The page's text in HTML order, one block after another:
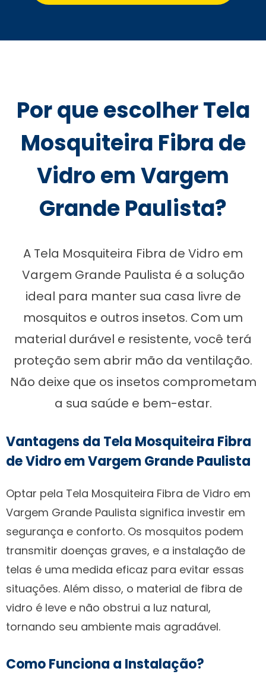
Por que escolher Tela
Mosquiteira Fibra de
Vidro em Vargem
Grande Paulista?
A Tela Mosquiteira Fibra de Vidro em
Vargem Grande Paulista é a solução
ideal para manter sua casa livre de
mosquitos e outros insetos. Com um
material durável e resistente, você terá
proteção sem abrir mão da ventilação.
Não deixe que os insetos comprometam
a sua saúde e bem-estar.
Vantagens da Tela Mosquiteira Fibra
de Vidro em Vargem Grande Paulista
Optar pela Tela Mosquiteira Fibra de Vidro em
Vargem Grande Paulista significa investir em
segurança e conforto. Os mosquitos podem
transmitir doenças graves, e a instalação de
telas é uma medida eficaz para evitar essas
situações. Além disso, o material de fibra de
vidro é leve e não obstrui a luz natural,
tornando seu ambiente mais agradável.
Como Funciona a Instalação?